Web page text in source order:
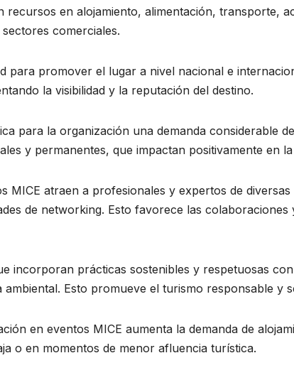
recursos en alojamiento, alimentación, transporte,
comerciales.
para promover el lugar a nivel nacional e
la visibilidad y la reputación del destino.
para la organización una demanda considerable
y permanentes, que impactan positivamente en
MICE atraen a profesionales y expertos de
de networking. Esto favorece las
incorporan prácticas sostenibles y respetuosas
Esto promueve el turismo responsable y
en eventos MICE aumenta la demanda de
o en momentos de menor afluencia turística.